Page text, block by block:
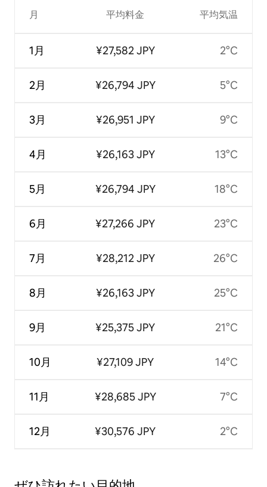
月
1月
2月
3月
4月
5月
6月
7月
8月
9月
10月
11月
12月
平均料金
¥27,582 JPY
¥26,794 JPY
¥26,951 JPY
¥26,163 JPY
¥26,794 JPY
¥27,266 JPY
¥28,212 JPY
¥26,163 JPY
¥25,375 JPY
¥27,109 JPY
¥28,685 JPY
¥30,576 JPY
平均気温
2°C
5°C
9°C
13°C
18°C
23°C
26°C
25°C
21°C
14°C
7°C
2°C